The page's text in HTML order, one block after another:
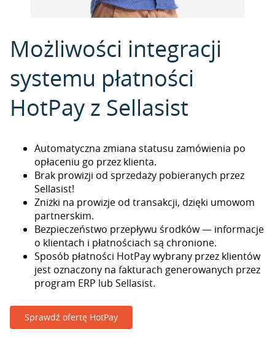
Możliwości integracji
systemu płatności
HotPay z Sellasist
Automatyczna zmiana statusu zamówienia po
opłaceniu go przez klienta.
Brak prowizji od sprzedaży pobieranych przez
Sellasist!
Zniżki na prowizje od transakcji, dzięki umowom
partnerskim.
Bezpieczeństwo przepływu środków — informacje
o klientach i płatnościach są chronione.
Sposób płatności HotPay wybrany przez klientów
jest oznaczony na fakturach generowanych przez
program ERP lub Sellasist.
Sprawdź ofertę HotPay